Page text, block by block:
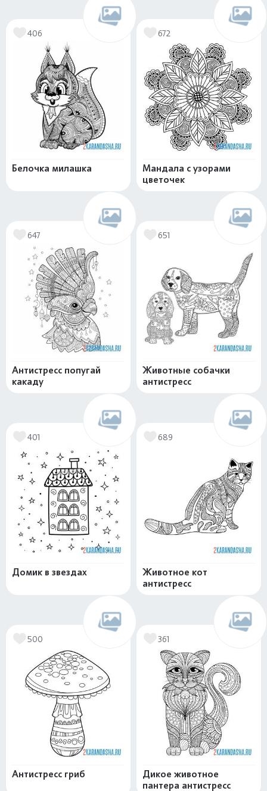
406
Белочка милашка
672
Мандала с узорами
цветочек
647
Антистресс попугай
какаду
651
Животные собачки
антистресс
401
Домик в звездах
689
Животное кот
антистресс
500
Антистресс гриб
361
Дикое животное
пантера антистресс